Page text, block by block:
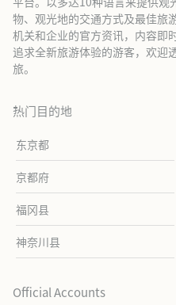
物、观光地的交通方式及最佳旅
机关和企业的官方资讯，内容即
追求全新旅游体验的游客，欢迎
旅。
热门目的地
东京都
京都府
福冈县
神奈川县
Official Accounts